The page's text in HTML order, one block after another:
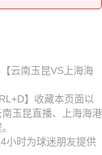
港
海港
海港
港
海港
海港
云南玉昆VS上海海
】收藏本页面以
玉昆直播、上海海港
小时为球迷朋友提供